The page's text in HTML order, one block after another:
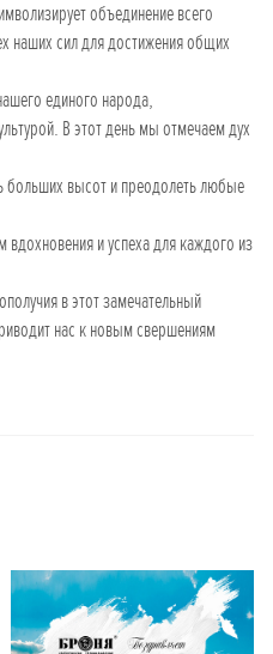
объединение всего
наших сил для достижения общих
единого народа,
В этот день мы отмечаем дух
больших высот и преодолеть любые
вдохновения и успеха для каждого из
в этот замечательный
нас к новым свершениям